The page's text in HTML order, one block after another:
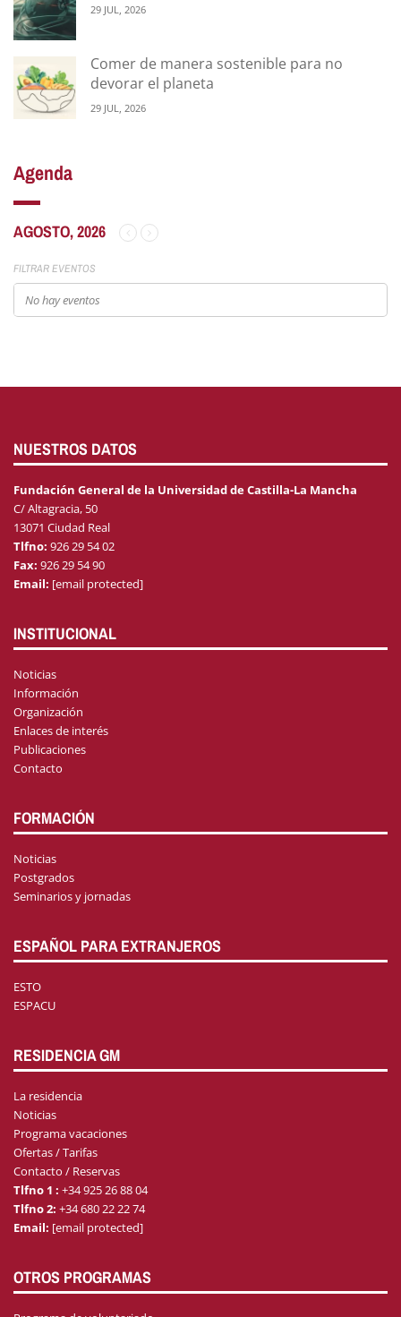
29 JUL, 2026
Comer de manera sostenible para no
devorar el planeta
29 JUL, 2026
Agenda
AGOSTO, 2026
FILTRAR EVENTOS
No hay eventos
NUESTROS DATOS
Fundación General de la Universidad de Castilla-La Mancha
C/ Altagracia, 50
13071 Ciudad Real
Tlfno: 926 29 54 02
Fax: 926 29 54 90
Email: [email protected]
INSTITUCIONAL
Noticias
Información
Organización
Enlaces de interés
Publicaciones
Contacto
FORMACIÓN
Noticias
Postgrados
Seminarios y jornadas
ESPAÑOL PARA EXTRANJEROS
ESTO
ESPACU
RESIDENCIA GM
La residencia
Noticias
Programa vacaciones
Ofertas / Tarifas
Contacto / Reservas
Tlfno 1 : +34 925 26 88 04
Tlfno 2: +34 680 22 22 74
Email: [email protected]
OTROS PROGRAMAS